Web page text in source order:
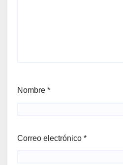
Nombre *
Correo electrónico *